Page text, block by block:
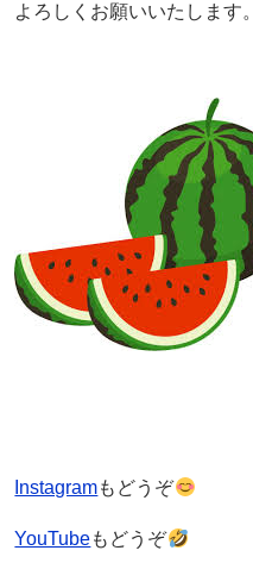
よろしくお願いいたします。
Instagramもどうぞ
YouTubeもどうぞ